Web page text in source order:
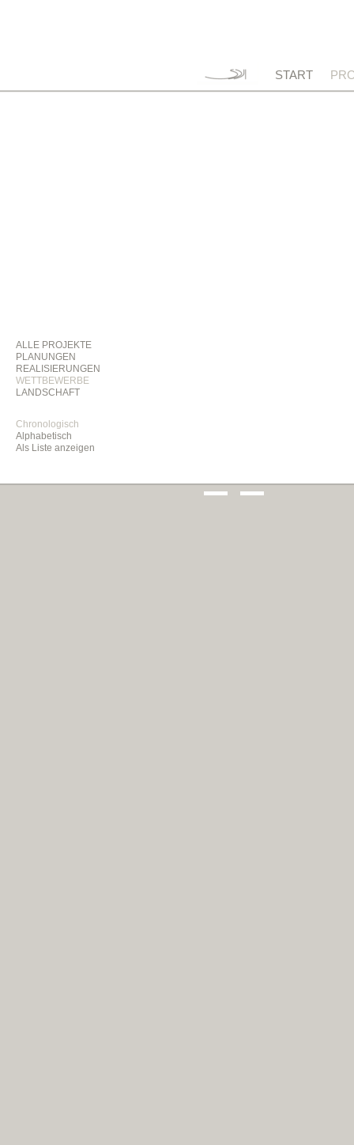
START
ALLE PROJEKTE
PLANUNGEN
REALISIERUNGEN
WETTBEWERBE
LANDSCHAFT
Chronologisch
Alphabetisch
Als Liste anzeigen